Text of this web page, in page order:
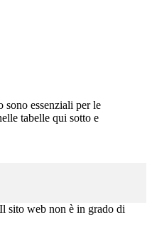
sono essenziali per le
tabelle qui sotto e
sito web non è in grado di